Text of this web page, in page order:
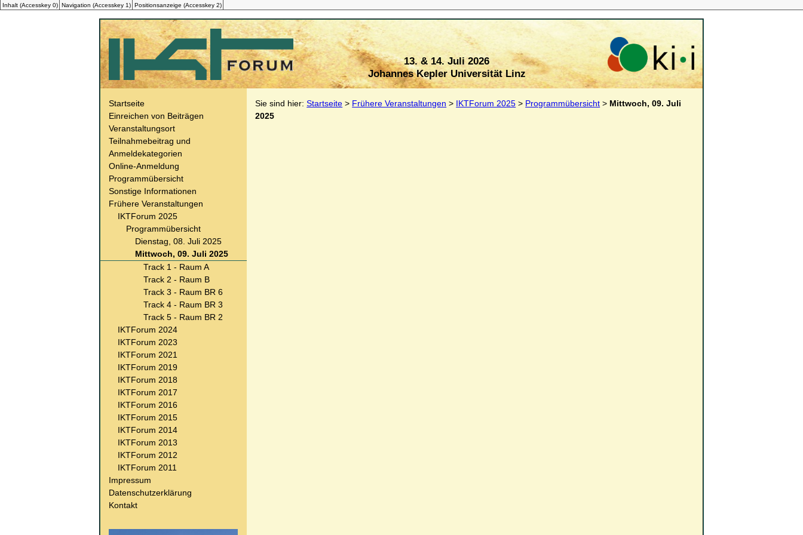
Inhalt (Accesskey0) Navigation (Accesskey1) Positionsanzeige (Accesskey2)
13. & 14. Juli 2026
Johannes Kepler Universität Linz
Startseite
Einreichen von Beiträgen
Veranstaltungsort
Teilnahmebeitrag und
Anmeldekategorien
Online-Anmeldung
Programmübersicht
Sonstige Informationen
Frühere Veranstaltungen
IKTForum 2025
Programmübersicht
Dienstag, 08. Juli 2025
Mittwoch, 09. Juli 2025
Track 1 - Raum A
Track 2 - Raum B
Track 3 - Raum BR 6
Track 4 - Raum BR 3
Track 5 - Raum BR 2
IKTForum 2024
IKTForum 2023
IKTForum 2021
IKTForum 2019
IKTForum 2018
IKTForum 2017
IKTForum 2016
IKTForum 2015
IKTForum 2014
IKTForum 2013
IKTForum 2012
IKTForum 2011
Impressum
Datenschutzerklärung
Kontakt
Sie sind hier:Startseite > Frühere Veranstaltungen > IKTForum 2025 > Programmübersicht > Mittwoch, 09. Juli
2025